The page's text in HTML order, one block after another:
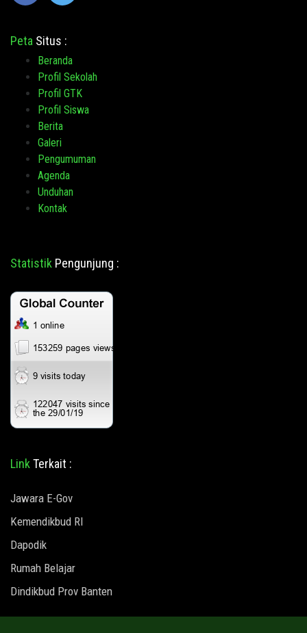
Peta Situs :
Beranda
Profil Sekolah
Profil GTK
Profil Siswa
Berita
Galeri
Pengumuman
Agenda
Unduhan
Kontak
Statistik Pengunjung :
Link Terkait :
Jawara E-Gov
Kemendikbud RI
Dapodik
Rumah Belajar
Dindikbud Prov Banten